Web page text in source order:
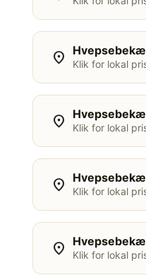
location_on Klik for lokal
location_on Klik for lokal
location_on Klik for lokal
location_on Klik for lokal